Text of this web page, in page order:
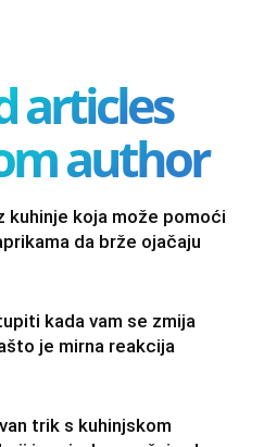
articles
author
kuhinje koja može pomoći
da brže ojačaju
kada vam se zmija
je mirna reakcija
trik s kuhinjskom